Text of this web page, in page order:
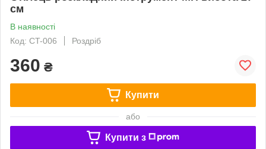
см
В наявності
Код: CT-006
Роздріб
360 ₴
Купити
або
Купити з